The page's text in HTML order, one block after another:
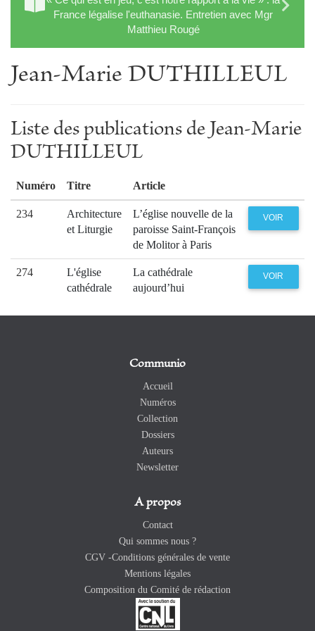
France légalise l'euthanasie. Entretien avec Mgr
Matthieu Rougé
Jean-Marie DUTHILLEUL
Liste des publications de Jean-Marie
DUTHILLEUL
Numéro Titre Article
234
Architecture
et Liturgie
L’église nouvelle de la
paroisse Saint-François
de Molitor à Paris
VOIR
274
L'église
cathédrale
La cathédrale
aujourd’hui
VOIR
Communio
Accueil
Numéros
Collection
Dossiers
Auteurs
Newsletter
A propos
Contact
Qui sommes nous ?
CGV -Conditions générales de vente
Mentions légales
Composition du Comité de rédaction